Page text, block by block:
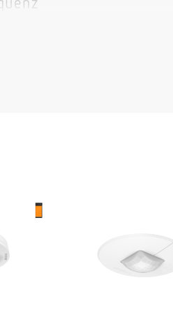
Hörsaal